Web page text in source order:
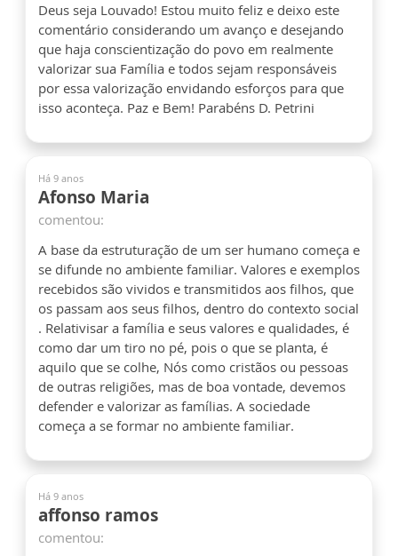
Deus seja Louvado! Estou muito feliz e deixo este
comentário considerando um avanço e desejando
que haja conscientização do povo em realmente
valorizar sua Família e todos sejam responsáveis
por essa valorização envidando esforços para que
isso aconteça. Paz e Bem! Parabéns D. Petrini
Há 9 anos
Afonso Maria
comentou:
A base da estruturação de um ser humano começa e
se difunde no ambiente familiar. Valores e exemplos
recebidos são vividos e transmitidos aos filhos, que
os passam aos seus filhos, dentro do contexto social
. Relativisar a família e seus valores e qualidades, é
como dar um tiro no pé, pois o que se planta, é
aquilo que se colhe, Nós como cristãos ou pessoas
de outras religiões, mas de boa vontade, devemos
defender e valorizar as famílias. A sociedade
começa a se formar no ambiente familiar.
Há 9 anos
affonso ramos
comentou: